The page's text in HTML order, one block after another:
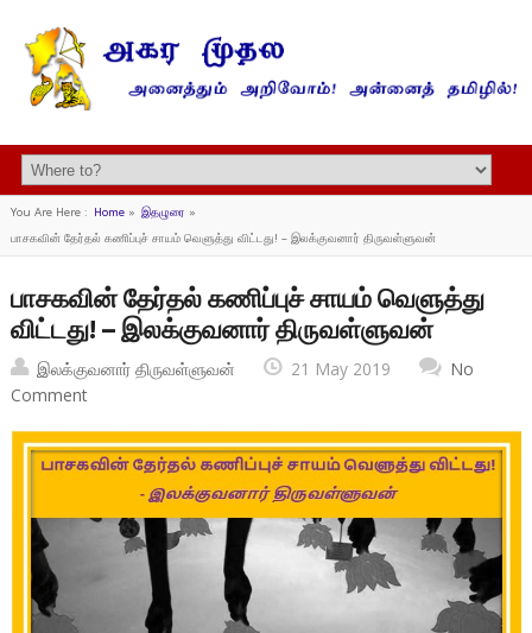
You Are Here : Home» இதழுரை »
பாசகவின் தேர்தல் கணிப்புச் சாயம் வெளுத்து விட்டது! – இலக்குவனார் திருவள்ளுவன்
பாசகவின் தேர்தல் கணிப்புச் சாயம் வெளுத்து
விட்டது! – இலக்குவனார் திருவள்ளுவன்
இலக்குவனார் திருவள்ளுவன் 21 May 2019
No
Comment